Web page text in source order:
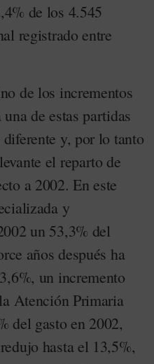
de los 4.545
registrado entre
de los incrementos
de estas partidas
y, por lo tanto
el reparto de
a 2002. En este
y
un 53,3% del
años después ha
un incremento
Atención Primaria
del gasto en 2002,
hasta el 13,5%,